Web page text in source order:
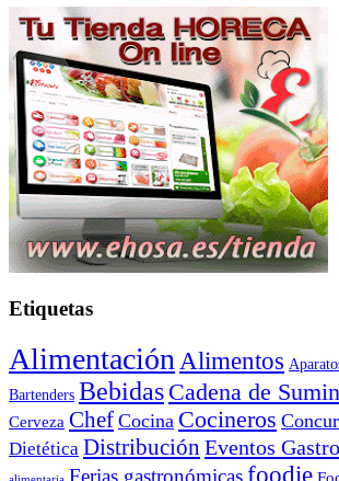
Etiquetas
Alimentación Alimentos
Bartenders Bebidas Cadena de
Cerveza Chef Cocina Cocineros
Dietética Distribución Eventos
Ferias gastronómicasfoodie